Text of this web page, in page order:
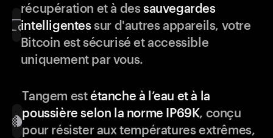
récupération et à dessauvegardes
intelligentessur d'autres appareils, votre
Bitcoin est sécurisé et accessible
uniquement par vous.
Tangem estétanche à l’eau et à la
poussière selon la norme IP69K, conçu
pour résister aux températures extrêmes,